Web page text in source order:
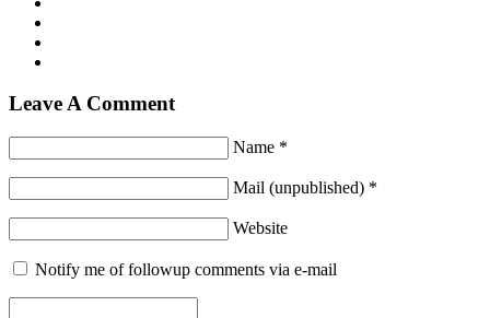
Leave A Comment
Name *
Mail (unpublished) *
Website
Notify me of followup comments via e-mail